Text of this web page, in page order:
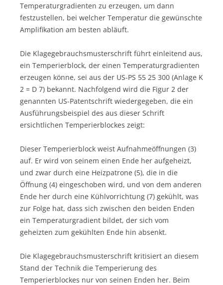
Temperaturgradienten zu erzeugen, um dann
festzustellen, bei welcher Temperatur die gewünschte
Amplifikation am besten abläuft.
Die Klagegebrauchsmusterschrift führt einleitend aus,
ein Temperierblock, der einen Temperaturgradienten
erzeugen könne, sei aus der US-PS 55 25 300 (Anlage K
2 = D 7) bekannt. Nachfolgend wird die Figur 2 der
genannten US-Patentschrift wiedergegeben, die ein
Ausführungsbeispiel des aus dieser Schrift
ersichtlichen Temperierblockes zeigt:
Dieser Temperierblock weist Aufnahmeöffnungen (3)
auf. Er wird von seinem einen Ende her aufgeheizt,
und zwar durch eine Heizpatrone (5), die in die
Öffnung (4) eingeschoben wird, und von dem anderen
Ende her durch eine Kühlvorrichtung (7) gekühlt, was
zur Folge hat, dass sich zwischen den beiden Enden
ein Temperaturgradient bildet, der sich vom
geheizten zum gekühlten Ende hin absenkt.
Die Klagegebrauchsmusterschrift kritisiert an diesem
Stand der Technik die Temperierung des
Temperierblockes nur von seinen Enden her. Beim